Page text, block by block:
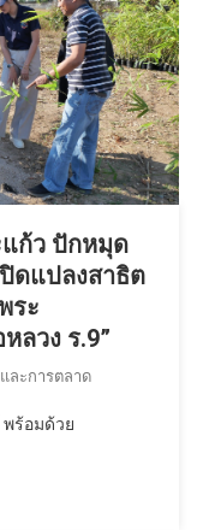
ก้ว ปักหมุด
ดแปลงสาธิต
ระ
ลวง ร.9”
ละการตลาด
ร้อมด้วย